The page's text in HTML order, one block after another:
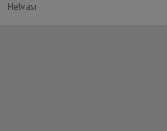
Helvası